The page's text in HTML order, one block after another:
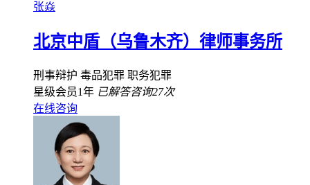
张焱
北京中盾（乌鲁木齐）律师事务所
刑事辩护 毒品犯罪 职务犯罪
星级会员1年 已解答咨询27次
在线咨询